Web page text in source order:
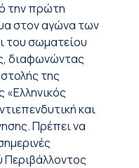
την πρώτη
στον αγώνα των
του σωματείου
διαφωνώντας
της
«Ελληνικός
και
Πρέπει να